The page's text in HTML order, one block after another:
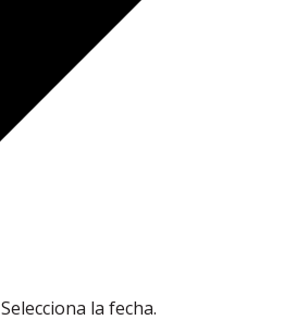
Selecciona la fecha.